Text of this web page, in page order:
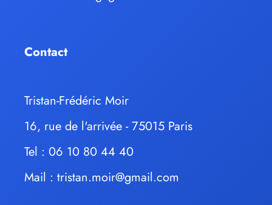
Contact
Tristan-Frédéric Moir
16, rue de l'arrivée - 75015 Paris
Tel : 06 10 80 44 40
Mail : tristan.moir@gmail.com